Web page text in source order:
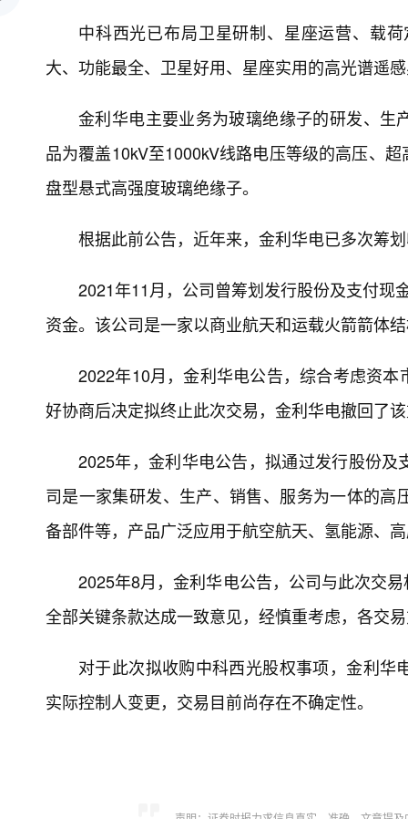
中科西光已布局卫星研制、星座运营、载
大、功能最全、卫星好用、星座实用的高光谱遥
金利华电主要业务为玻璃绝缘子的研发、
品为覆盖10kV至1000kV线路电压等级的高压、
盘型悬式高强度玻璃绝缘子。
根据此前公告，近年来，金利华电已多次筹
2021年11月，公司曾筹划发行股份及支付现
资金。该公司是一家以商业航天和运载火箭箭体
2022年10月，金利华电公告，综合考虑资
好协商后决定拟终止此次交易，金利华电撤回了
2025年，金利华电公告，拟通过发行股份
司是一家集研发、生产、销售、服务为一体的
备部件等，产品广泛应用于航空航天、氢能源、
2025年8月，金利华电公告，公司与此次交
全部关键条款达成一致意见，经慎重考虑，各交
对于此次拟收购中科西光股权事项，金利
实际控制人变更，交易目前尚存在不确定性。